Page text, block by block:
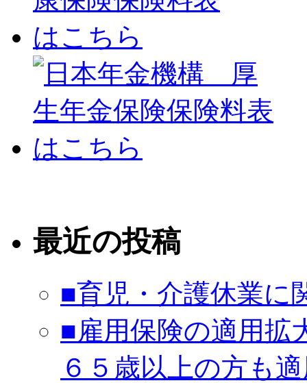
最近の投稿
■育児・介護休業に
■雇用保険の適用拡
６５歳以上の方も